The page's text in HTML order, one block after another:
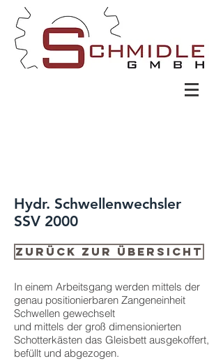
Hydr. Schwellenwechsler
SSV 2000
Zurück zur Übersicht
In einem Arbeitsgang werden mittels der
genau positionierbaren Zangeneinheit
Schwellen gewechselt
und mittels der groß dimensionierten
Schotterkästen das Gleisbett ausgekoffert,
befüllt und abgezogen.